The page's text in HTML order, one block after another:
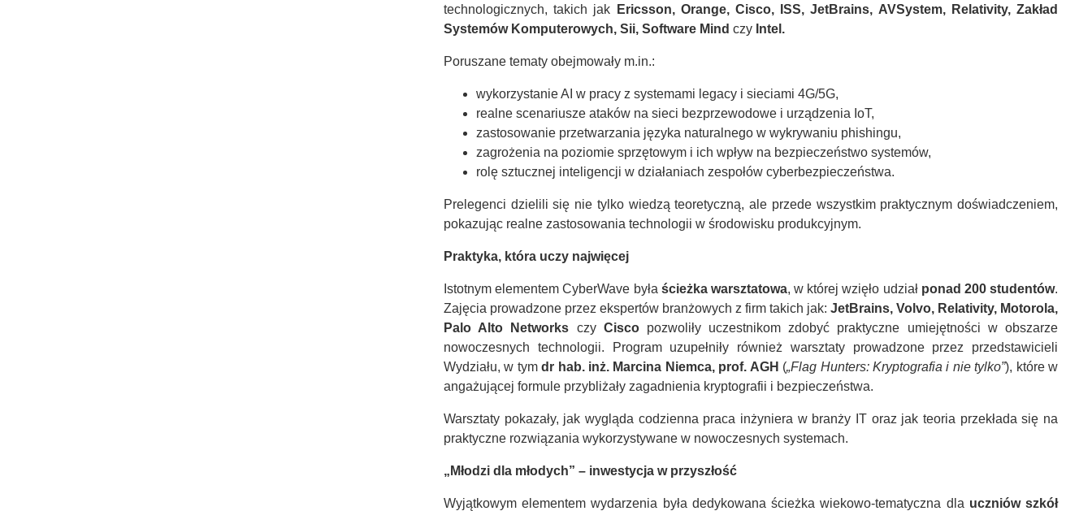
technologicznych, takich jak Ericsson, Orange, Cisco, ISS, JetBrains, AVSystem, Relativity, Zakład
Systemów Komputerowych, Sii, Software Mind czy Intel.
Poruszane tematy obejmowały m.in.:
wykorzystanie AI w pracy z systemami legacy i sieciami 4G/5G,
realne scenariusze ataków na sieci bezprzewodowe i urządzenia IoT,
zastosowanie przetwarzania języka naturalnego w wykrywaniu phishingu,
zagrożenia na poziomie sprzętowym i ich wpływ na bezpieczeństwo systemów,
rolę sztucznej inteligencji w działaniach zespołów cyberbezpieczeństwa.
Prelegenci dzielili się nie tylko wiedzą teoretyczną, ale przede wszystkim praktycznym doświadczeniem,
pokazując realne zastosowania technologii w środowisku produkcyjnym.
Praktyka, która uczy najwięcej
Istotnym elementem CyberWave była ścieżka warsztatowa, w której wzięło udział ponad 200 studentów.
Zajęcia prowadzone przez ekspertów branżowych z firm takich jak: JetBrains, Volvo, Relativity, Motorola,
Palo Alto Networks czy Ciscopozwoliły uczestnikom zdobyć praktyczne umiejętności w obszarze
nowoczesnych technologii. Program uzupełniły również warsztaty prowadzone przez przedstawicieli
Wydziału, w tymdr hab. inż. Marcina Niemca, prof. AGH („Flag Hunters: Kryptografia i nie tylko”), które w
angażującej formule przybliżały zagadnienia kryptografii i bezpieczeństwa.
Warsztaty pokazały, jak wygląda codzienna praca inżyniera w branży IT oraz jak teoria przekłada się na
praktyczne rozwiązania wykorzystywane w nowoczesnych systemach.
„Młodzi dla młodych” – inwestycja w przyszłość
Wyjątkowym elementem wydarzenia była dedykowana ścieżka wiekowo-tematyczna dla uczniów szkół